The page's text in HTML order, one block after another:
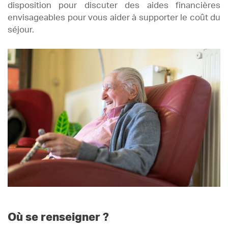
disposition pour discuter des aides financières
envisageables pour vous aider à supporter le coût du
séjour.
Où se renseigner ?